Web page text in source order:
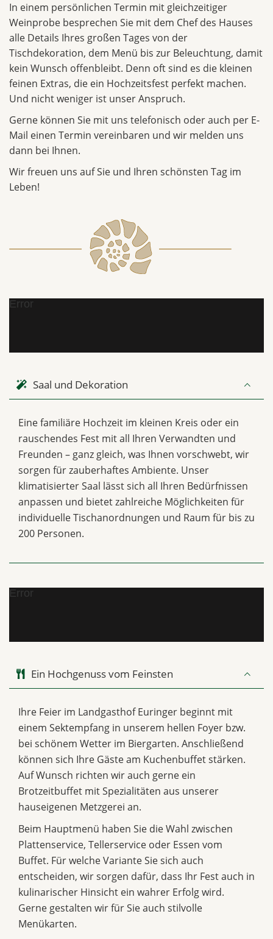
In einem persönlichen Termin mit gleichzeitiger
Weinprobe besprechen Sie mit dem Chef des Hauses
alle Details Ihres großen Tages von der
Tischdekoration, dem Menü bis zur Beleuchtung, damit
kein Wunsch offenbleibt. Denn oft sind es die kleinen
feinen Extras, die ein Hochzeitsfest perfekt machen.
Und nicht weniger ist unser Anspruch.
Gerne können Sie mit uns telefonisch oder auch per E-
Mail einen Termin vereinbaren und wir melden uns
dann bei Ihnen.
Wir freuen uns auf Sie und Ihren schönsten Tag im
Leben!
Error
Saal und Dekoration
Eine familiäre Hochzeit im kleinen Kreis oder ein
rauschendes Fest mit all Ihren Verwandten und
Freunden – ganz gleich, was Ihnen vorschwebt, wir
sorgen für zauberhaftes Ambiente. Unser
klimatisierter Saal lässt sich all Ihren Bedürfnissen
anpassen und bietet zahlreiche Möglichkeiten für
individuelle Tischanordnungen und Raum für bis zu
200 Personen.
Error
Ein Hochgenuss vom Feinsten
Ihre Feier im Landgasthof Euringer beginnt mit
einem Sektempfang in unserem hellen Foyer bzw.
bei schönem Wetter im Biergarten. Anschließend
können sich Ihre Gäste am Kuchenbuffet stärken.
Auf Wunsch richten wir auch gerne ein
Brotzeitbuffet mit Spezialitäten aus unserer
hauseigenen Metzgerei an.
Beim Hauptmenü haben Sie die Wahl zwischen
Plattenservice, Tellerservice oder Essen vom
Buffet. Für welche Variante Sie sich auch
entscheiden, wir sorgen dafür, dass Ihr Fest auch in
kulinarischer Hinsicht ein wahrer Erfolg wird.
Gerne gestalten wir für Sie auch stilvolle
Menükarten.